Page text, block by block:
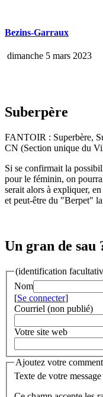
Bezins-Garraux
dimanche 5 mars 2023
Suberpère
FANTOIR : Superbère,
CN (Section unique du
Si se confirmait la
pour le féminin, on
serait alors à expliquer,
et peut-être du "Berpet"
Un gran de sau
(identification
Nom
[Se connecter]
Courriel (non publié)
Votre site web
Ajoutez votre
Texte de votre message